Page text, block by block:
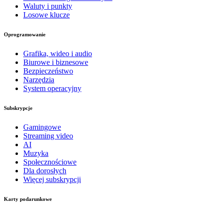
Waluty i punkty
Losowe klucze
Oprogramowanie
Grafika, wideo i audio
Biurowe i biznesowe
Bezpieczeństwo
Narzędzia
System operacyjny
Subskrypcje
Gamingowe
Streaming video
AI
Muzyka
Społecznościowe
Dla dorosłych
Więcej subskrypcji
Karty podarunkowe